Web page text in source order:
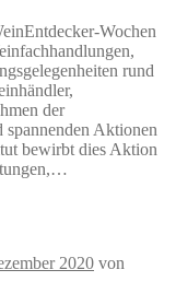
Wochen
rund
der
Aktionen
bewirbt dies Aktion
2020 von